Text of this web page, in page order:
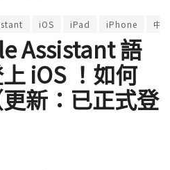
iOS iPad iPhone 中
Assistant 語
iOS ！如何
新：已正式登